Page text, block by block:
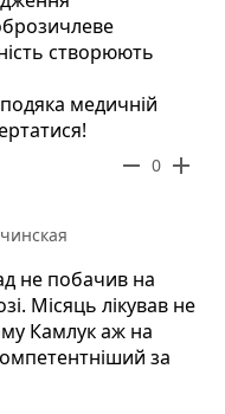
створюють
медичній
remove 0 add
не побачив на
Місяць лікував не
Камлук аж на
за